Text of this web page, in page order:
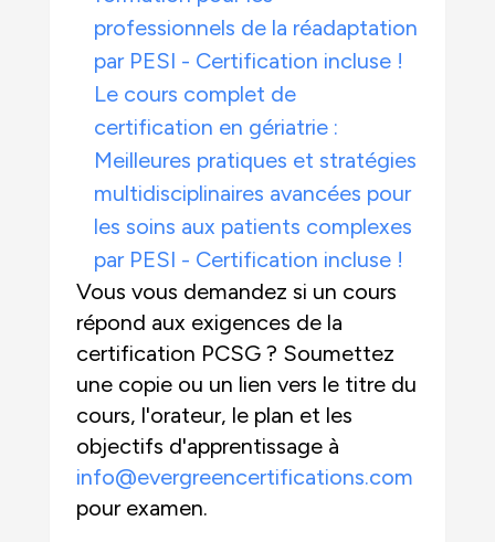
professionnels de la réadaptation
par PESI - Certification incluse !
Le cours complet de
certification en gériatrie :
Meilleures pratiques et stratégies
multidisciplinaires avancées pour
les soins aux patients complexes
par PESI - Certification incluse !
Vous vous demandez si un cours
répond aux exigences de la
certification PCSG ? Soumettez
une copie ou un lien vers le titre du
cours, l'orateur, le plan et les
objectifs d'apprentissage à
info@evergreencertifications.com
pour examen.